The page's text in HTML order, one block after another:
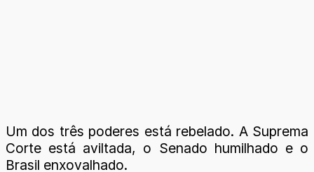
Um dos três poderes está rebelado. A Suprema
Corte está aviltada, o Senado humilhado e o
Brasil enxovalhado.